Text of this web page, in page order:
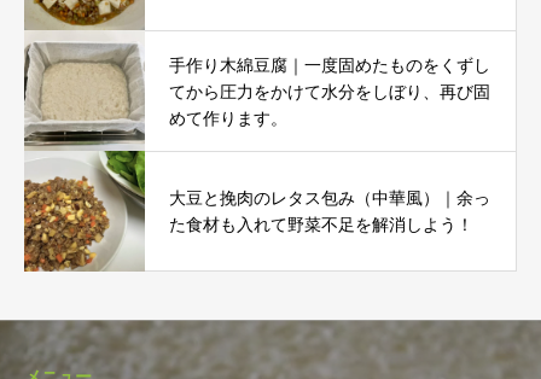
手作り木綿豆腐｜一度固めたものをくずし
てから圧力をかけて水分をしぼり、再び固
めて作ります。
大豆と挽肉のレタス包み（中華風）｜余っ
た食材も入れて野菜不足を解消しよう！